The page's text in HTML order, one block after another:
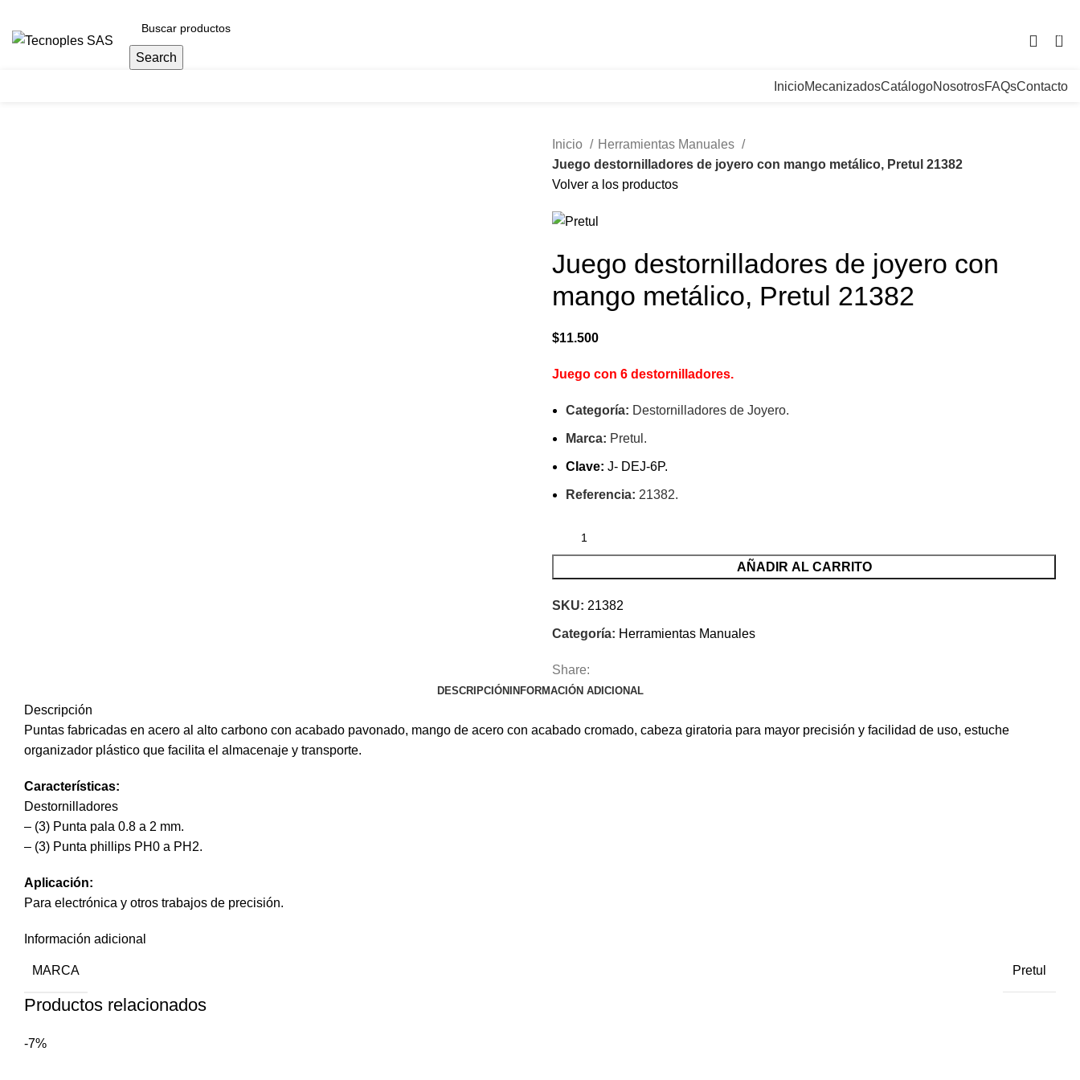
Search
0
InicioMecanizadosCatálogoNosotrosFAQsContacto
Inicio
Herramientas Manuales
Juego destornilladores de joyero con mango metálico, Pretul 21382
Volver a los productos
Juego destornilladores de joyero con
mango metálico, Pretul 21382
$11.500
Juego con 6 destornilladores.
Categoría: Destornilladores de Joyero.
Marca: Pretul.
Clave: J- DEJ-6P.
Referencia: 21382.
AÑADIR AL CARRITO
SKU: 21382
Categoría: Herramientas Manuales
Share:
DESCRIPCIÓN INFORMACIÓN ADICIONAL
Descripción
Puntas fabricadas en acero al alto carbono con acabado pavonado, mango de acero con acabado cromado, cabeza giratoria para mayor precisión y facilidad de uso, estuche
organizador plástico que facilita el almacenaje y transporte.
Características:
Destornilladores
– (3) Punta pala 0.8 a 2 mm.
– (3) Punta phillips PH0 a PH2.
Aplicación:
Para electrónica y otros trabajos de precisión.
Información adicional
MARCA Pretul
Productos relacionados
-7%